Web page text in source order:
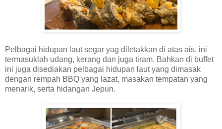
Pelbagai hidupan laut segar yag diletakkan di atas ais, ini
termasuklah udang, kerang dan juga tiram. Bahkan di buffet
ini juga disediakan pelbagai hidupan laut yang dimasak
dengan rempah BBQ yang lazat, masakan tempatan yang
menarik, serta hidangan Jepun.